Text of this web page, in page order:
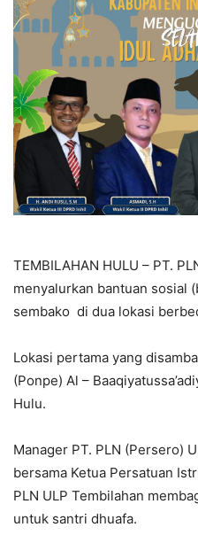
TEMBILAHAN HULU – PT.
menyalurkan bantuan sosial
sembako di dua lokasi
Lokasi pertama yang
(Ponpe) Al –
Hulu.
Manager PT. PLN (Persero)
bersama Ketua Persatuan
PLN ULP Tembilahan
untuk santri dhuafa.